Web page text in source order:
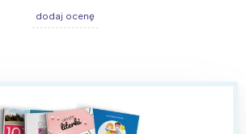
dodaj ocenę